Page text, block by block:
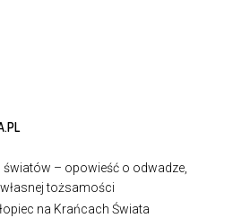
– opowieść o odwadze,
tożsamości
na Krańcach Świata